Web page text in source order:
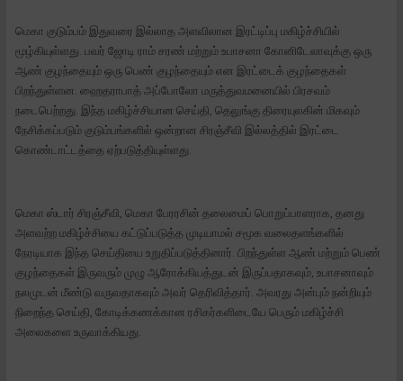
மெகா குடும்பம் இதுவரை இல்லாத அளவிலான இரட்டிப்பு மகிழ்ச்சியில்
மூழ்கியுள்ளது. பவர் ஜோடி ராம் சரண் மற்றும் உபாசனா கோனிடேலாவுக்கு ஒரு
ஆண் குழந்தையும் ஒரு பெண் குழந்தையும் என இரட்டைக் குழந்தைகள்
பிறந்துள்ளன. ஹைதராபாத் அப்போலோ மருத்துவமனையில் பிரசவம்
நடைபெற்றது. இந்த மகிழ்ச்சியான செய்தி, தெலுங்கு திரையுலகின் மிகவும்
நேசிக்கப்படும் குடும்பங்களில் ஒன்றான சிரஞ்சீவி இல்லத்தில் இரட்டை
கொண்டாட்டத்தை ஏற்படுத்தியுள்ளது.
மெகா ஸ்டார் சிரஞ்சீவி, மெகா பேரரசின் தலைமைப் பொறுப்பாளராக, தனது
அளவற்ற மகிழ்ச்சியை கட்டுப்படுத்த முடியாமல் சமூக வலைதளங்களில்
நேரடியாக இந்த செய்தியை உறுதிப்படுத்தினார். பிறந்துள்ள ஆண் மற்றும் பெண்
குழந்தைகள் இருவரும் முழு ஆரோக்கியத்துடன் இருப்பதாகவும், உபாசனாவும்
நலமுடன் மீண்டு வருவதாகவும் அவர் தெரிவித்தார். அவரது அன்பும் நன்றியும்
நிறைந்த செய்தி, கோடிக்கணக்கான ரசிகர்களிடையே பெரும் மகிழ்ச்சி
அலைகளை உருவாக்கியது.